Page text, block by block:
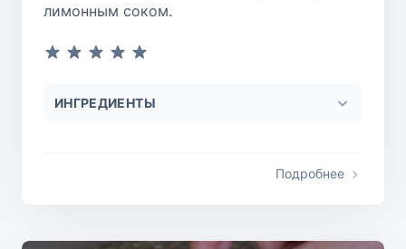
лимонным соком.
ИНГРЕДИЕНТЫ
Подробнее